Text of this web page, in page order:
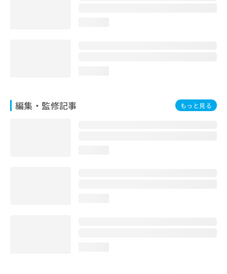
編集・監修記事 もっと見る